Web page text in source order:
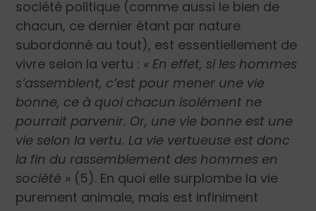
société politique (comme aussi le bien de
chacun, ce dernier étant par nature
subordonné au tout), est essentiellement de
vivre selon la vertu : « En effet, si les hommes
s’assemblent, c’est pour mener une vie
bonne, ce à quoi chacun isolément ne
pourrait parvenir. Or, une vie bonne est une
vie selon la vertu. La vie vertueuse est donc
la fin du rassemblement des hommes en
société » (5). En quoi elle surplombe la vie
purement animale, mais est infiniment